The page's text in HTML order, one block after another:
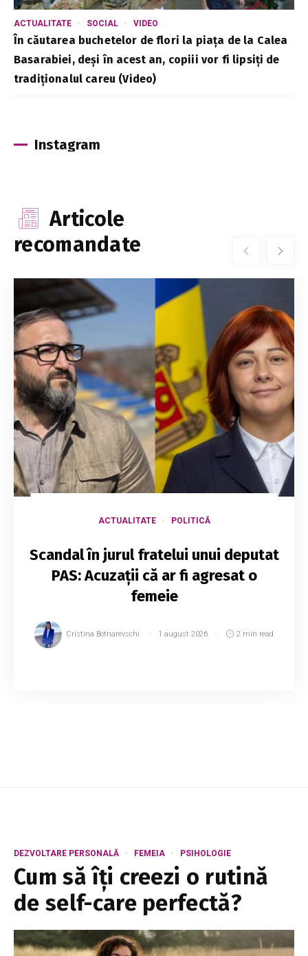
ACTUALITATE SOCIAL VIDEO
În căutarea buchetelor de flori la piața de la Calea
Basarabiei, deși în acest an, copiii vor fi lipsiți de
tradiționalul careu (Video)
Instagram
Articole
recomandate
ACTUALITATE POLITICĂ
Scandal în jurul fratelui unui deputat
PAS: Acuzații că ar fi agresat o
femeie
Cristina Botnarevschi 1 august 2026 2 min read
DEZVOLTARE PERSONALĂ FEMEIA PSIHOLOGIE
Cum să îți creezi o rutină
de self-care perfectă?